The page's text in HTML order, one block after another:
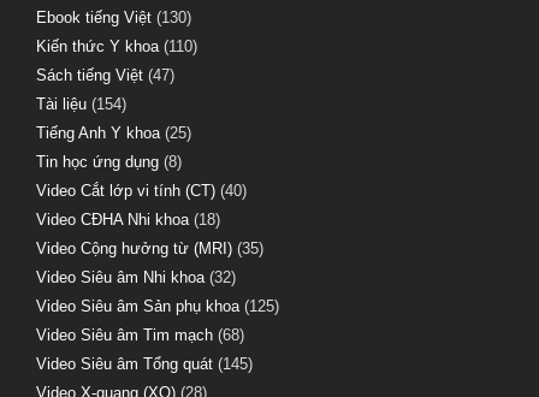
Ebook tiếng Việt (130)
Kiến thức Y khoa(110)
Sách tiếng Việt (47)
Tài liệu (154)
Tiếng Anh Y khoa(25)
Tin học ứng dụng (8)
Video Cắt lớp vi tính (CT) (40)
Video CĐHA Nhi khoa(18)
Video Cộng hưởng từ (MRI) (35)
Video Siêu âm Nhi khoa(32)
Video Siêu âm Sản phụ khoa(125)
Video Siêu âm Tim mạch (68)
Video Siêu âm Tổng quát (145)
Video X-quang (XQ) (28)